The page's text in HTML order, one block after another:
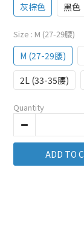
灰棕色 黑色
Size : M (27-29腰)
M (27-29腰)
2L (33-35腰)
Quantity
ADD TO